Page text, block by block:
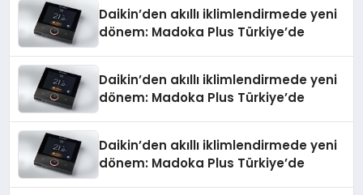
Daikin’den akıllı iklimlendirmede yeni
dönem: Madoka Plus Türkiye’de
Daikin’den akıllı iklimlendirmede yeni
dönem: Madoka Plus Türkiye’de
Daikin’den akıllı iklimlendirmede yeni
dönem: Madoka Plus Türkiye’de